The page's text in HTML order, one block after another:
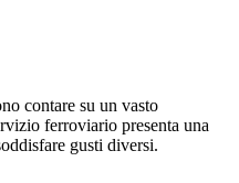
contare su un vasto
ferroviario presenta una
gusti diversi.